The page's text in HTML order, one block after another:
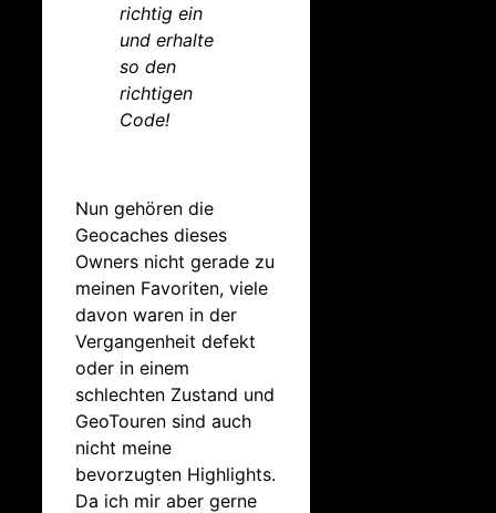
richtig ein
und erhalte
so den
richtigen
Code!
Nun gehören die
Geocaches dieses
Owners nicht gerade zu
meinen Favoriten, viele
davon waren in der
Vergangenheit defekt
oder in einem
schlechten Zustand und
GeoTouren sind auch
nicht meine
bevorzugten Highlights.
Da ich mir aber gerne